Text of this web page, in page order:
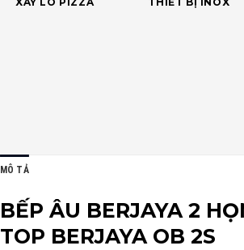
MÔ TẢ
BẾP ÂU BERJAYA 2
TOP BERJAYA OB 2S